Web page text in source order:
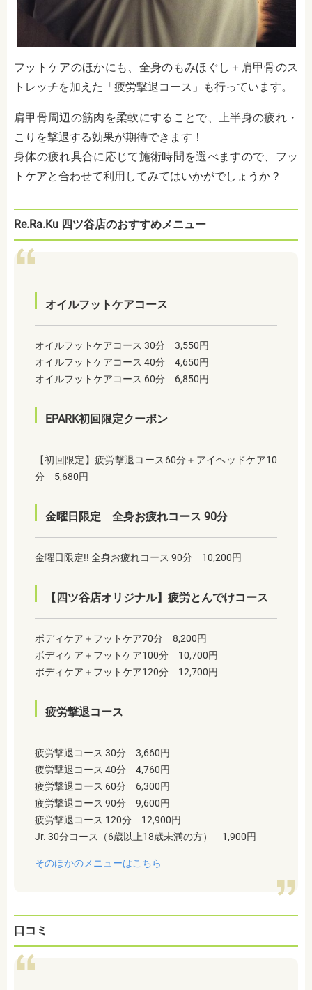
フットケアのほかにも、全身のもみほぐし＋肩甲骨のス
トレッチを加えた「疲労撃退コース」も行っています。
肩甲骨周辺の筋肉を柔軟にすることで、上半身の疲れ・
こりを撃退する効果が期待できます！
身体の疲れ具合に応じて施術時間を選べますので、フッ
トケアと合わせて利用してみてはいかがでしょうか？
Re.Ra.Ku 四ツ谷店のおすすめメニュー
オイルフットケアコース
オイルフットケアコース 30分 3,550円
オイルフットケアコース 40分 4,650円
オイルフットケアコース 60分 6,850円
EPARK初回限定クーポン
【初回限定】疲労撃退コース60分＋アイヘッドケア10
分 5,680円
金曜日限定 全身お疲れコース 90分
金曜日限定!! 全身お疲れコース 90分 10,200円
【四ツ谷店オリジナル】疲労とんでけコース
ボディケア＋フットケア70分 8,200円
ボディケア＋フットケア100分 10,700円
ボディケア＋フットケア120分 12,700円
疲労撃退コース
疲労撃退コース 30分 3,660円
疲労撃退コース 40分 4,760円
疲労撃退コース 60分 6,300円
疲労撃退コース 90分 9,600円
疲労撃退コース 120分 12,900円
Jr. 30分コース（6歳以上18歳未満の方） 1,900円
そのほかのメニューはこちら
口コミ